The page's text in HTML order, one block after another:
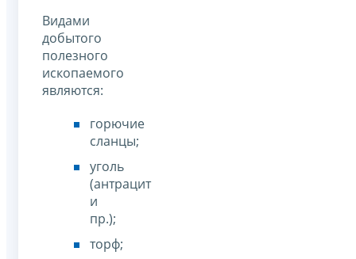
Видами
добытого
полезного
ископаемого
являются:
горючие
сланцы;
уголь
(антрацит
и
пр.);
торф;